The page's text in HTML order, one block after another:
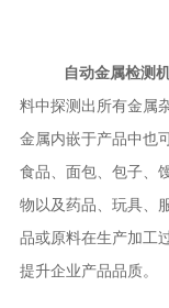
自动金属检测
料中探测出所有金属
金属内嵌于产品中也
食品、面包、包子、
物以及药品、玩具、
品或原料在生产加工
提升企业产品品质。